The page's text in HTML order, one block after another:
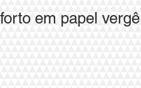
em papel vergê